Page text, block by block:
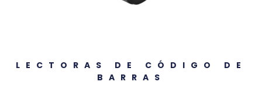
LECTORAS DE CÓDIGO DE
BARRAS